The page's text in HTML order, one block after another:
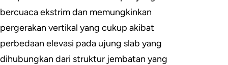
bercuaca ekstrim dan memungkinkan
pergerakan vertikal yang cukup akibat
perbedaan elevasi pada ujung slab yang
dihubungkan dari struktur jembatan yang